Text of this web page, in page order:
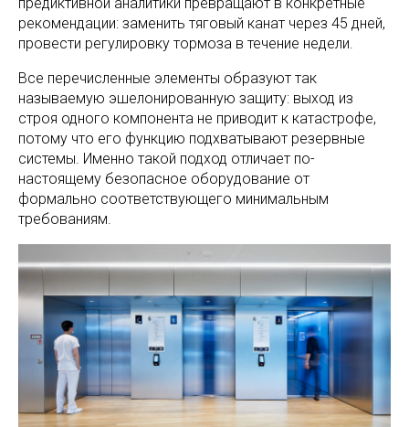
рекомендации: заменить тяговый канат через 45 дней,
провести регулировку тормоза в течение недели.
Все перечисленные элементы образуют так
называемую эшелонированную защиту: выход из
строя одного компонента не приводит к катастрофе,
потому что его функцию подхватывают резервные
системы. Именно такой подход отличает по-
настоящему безопасное оборудование от
формально соответствующего минимальным
требованиям.